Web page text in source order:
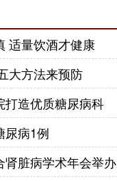
适量饮酒才健康
大方法来预防
打造优质糖尿病科
尿病1例
肾脏病学术年会举办